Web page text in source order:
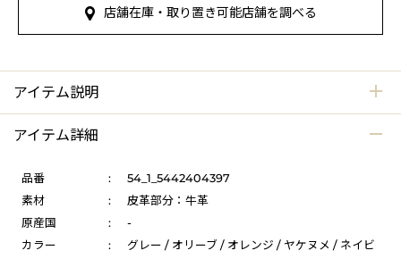
店舗在庫・取り置き可能店舗を調べる
アイテム説明
アイテム詳細
品番 :
54_1_5442404397
素材
:
皮革部分：牛革
原産国
:
-
カラー
:
グレー / オリーブ / オレンジ / ヤケヌメ / ネイビ